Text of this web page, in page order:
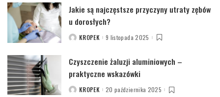
Jakie są najczęstsze przyczyny utraty zębów
u dorosłych?
POSTEDKROPEK 9 listopada 2025
Czyszczenie żaluzji aluminiowych –
praktyczne wskazówki
POSTEDKROPEK 20 października 2025